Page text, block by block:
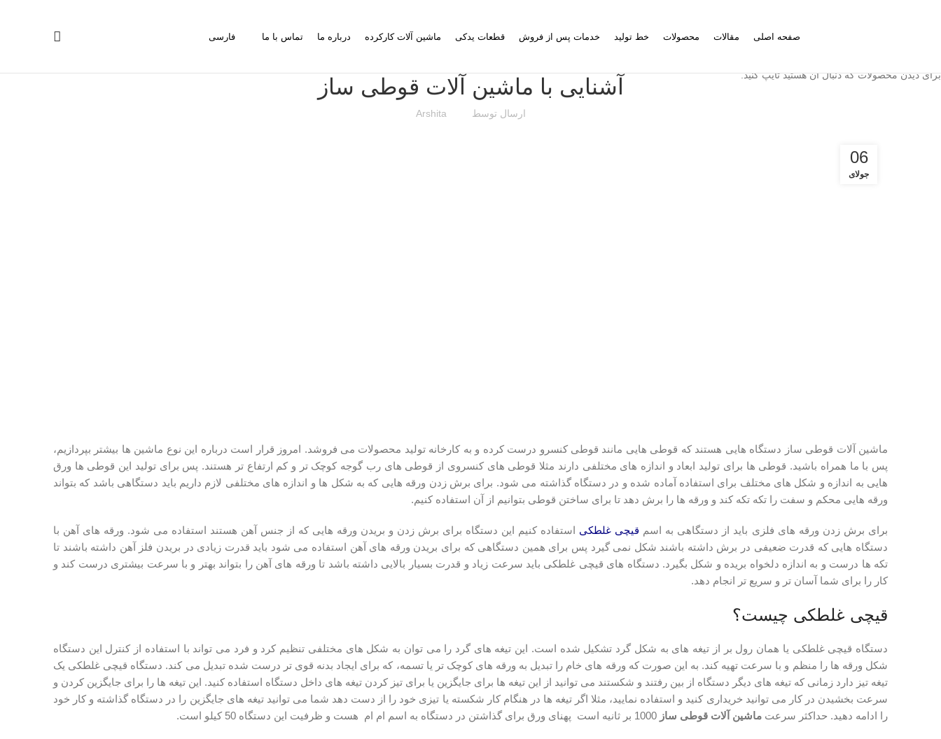
صفحه اصلی مقالات محصولات خط تولید خدمات پس از فروش قطعات یدکی ماشین آلات کارکرده درباره ما تماس با ما فارسی
آشنایی با ماشین آلات قوطی ساز
ارسال توسط Arshita
06
جولای
ماشین آلات قوطی ساز دستگاه هایی هستند که قوطی هایی مانند قوطی کنسرو درست کرده و به کارخانه تولید محصولات می فروشد. امروز قرار است درباره این نوع ماشین ها بیشتر بپردازیم،
پس با ما همراه باشید. قوطی ها برای تولید ابعاد و اندازه های مختلفی دارند مثلا قوطی های کنسروی از قوطی های رب گوجه کوچک تر و کم ارتفاع تر هستند. پس برای تولید این قوطی ها ورق
هایی به اندازه و شکل های مختلف برای استفاده آماده شده و در دستگاه گذاشته می شود. برای برش زدن ورقه هایی که به شکل ها و اندازه های مختلفی لازم داریم باید دستگاهی باشد که بتواند
ورقه هایی محکم و سفت را تکه تکه کند و ورقه ها را برش دهد تا برای ساختن قوطی بتوانیم از آن استفاده کنیم.
برای برش زدن ورقه های فلزی باید از دستگاهی به اسم قیچی غلطکی استفاده کنیم این دستگاه برای برش زدن و بریدن ورقه هایی که از جنس آهن هستند استفاده می شود. ورقه های آهن با
دستگاه هایی که قدرت ضعیفی در برش داشته باشند شکل نمی گیرد پس برای همین دستگاهی که برای بریدن ورقه های آهن استفاده می شود باید قدرت زیادی در بریدن فلز آهن داشته باشند تا
تکه ها درست و به اندازه دلخواه بریده و شکل بگیرد. دستگاه های قیچی غلطکی باید سرعت زیاد و قدرت بسیار بالایی داشته باشد تا ورقه های آهن را بتواند بهتر و با سرعت بیشتری درست کند و
کار را برای شما آسان تر و سریع تر انجام دهد.
قیچی غلطکی چیست؟
دستگاه قیچی غلطکی یا همان رول بر از تیغه های به شکل گرد تشکیل شده است. این تیغه های گرد را می توان به شکل های مختلفی تنظیم کرد و فرد می تواند با استفاده از کنترل این دستگاه
شکل ورقه ها را منظم و با سرعت تهیه کند. به این صورت که ورقه های خام را تبدیل به ورقه های کوچک تر یا تسمه، که برای ایجاد بدنه قوی تر درست شده تبدیل می کند. دستگاه قیچی غلطکی یک
تیغه تیز دارد زمانی که تیغه های دیگر دستگاه از بین رفتند و شکستند می توانید از این تیغه ها برای جایگزین یا برای تیز کردن تیغه های داخل دستگاه استفاده کنید. این تیغه ها را برای جایگزین کردن و
سرعت بخشیدن در کار می توانید خریداری کنید و استفاده نمایید، مثلا اگر تیغه ها در هنگام کار شکسته یا تیزی خود را از دست دهد شما می توانید تیغه های جایگزین را در دستگاه گذاشته و کار خود
را ادامه دهید. حداکثر سرعت ماشین آلات قوطی ساز
برای دیدن محصولات که دنبال آن هستید تایپ کنید.